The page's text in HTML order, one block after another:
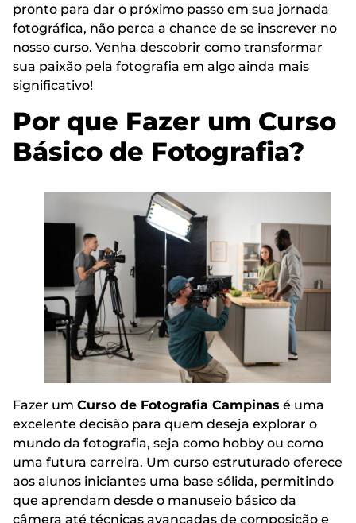
pronto para dar o próximo passo em sua jornada
fotográfica, não perca a chance de se inscrever no
nosso curso. Venha descobrir como transformar
sua paixão pela fotografia em algo ainda mais
significativo!
Por que Fazer um Curso
Básico de Fotografia?
Fazer um Curso de Fotografia Campinas é uma
excelente decisão para quem deseja explorar o
mundo da fotografia, seja como hobby ou como
uma futura carreira. Um curso estruturado oferece
aos alunos iniciantes uma base sólida, permitindo
que aprendam desde o manuseio básico da
câmera até técnicas avançadas de composição e